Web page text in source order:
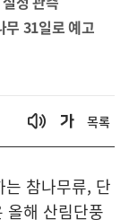
무 31일로 예고
목록
참나무류, 단
올해 산림단풍